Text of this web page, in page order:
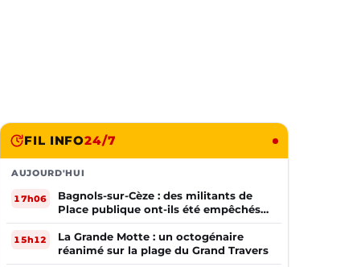
FIL INFO24/7
AUJOURD'HUI
17h06
Bagnols-sur-Cèze : des militants de
Place publique ont-ils été empêchés
de tracter par la mairie ?
15h12
La Grande Motte : un octogénaire
réanimé sur la plage du Grand Travers